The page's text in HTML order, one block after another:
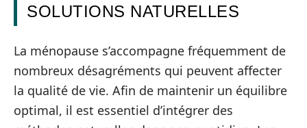
SOLUTIONS NATURELLES
La ménopause s’accompagne fréquemment de
nombreux désagréments qui peuvent affecter
la qualité de vie. Afin de maintenir un équilibre
optimal, il est essentiel d’intégrer des